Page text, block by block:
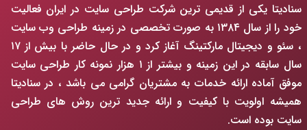
سنادیتا یکی از قدیمی ترین شرکت طراحی سایت در ایران فعالیت
خود را از سال ۱۳۸۴ به صورت تخصصی در زمینه طراحی وب سایت
، سئو و دیجیتال مارکتینگ آغاز کرد و در حال حاضر با بیش از ۱۷
سال سابقه در این زمینه و بیشتر از ۱ هزار نمونه کار طراحی سایت
موفق آماده ارائه خدمات به مشتریان گرامی می باشد ، در سنادیتا
همیشه اولویت با کیفیت و ارائه جدید ترین روش های طراحی
سایت بوده است.